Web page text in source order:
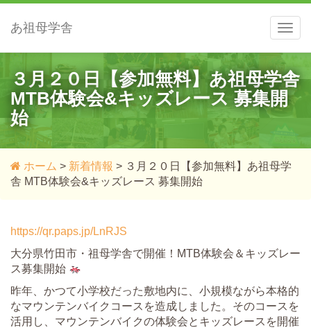
メ
ニ
ー
あ祖母学舎
３月２０日【参加無料】あ祖母学舎
MTB体験会&キッズレース 募集開
始
ホーム > 新着情報 > ３月２０日【参加無料】あ祖母学
舎 MTB体験会&キッズレース 募集開始
https://qr.paps.jp/LnRJS
大分県竹田市・祖母学舎で開催！MTB体験会＆キッズレー
ス募集開始
昨年、かつて小学校だった敷地内に、小規模ながら本格的
なマウンテンバイクコースを造成しました。そのコースを
活用し、マウンテンバイクの体験会とキッズレースを開催